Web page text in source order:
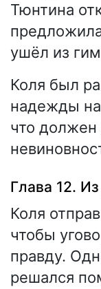
Тюнтина
ушёл из
Коля был
надежды
что должен
Глава 12.
Коля
чтобы
правду.
решался